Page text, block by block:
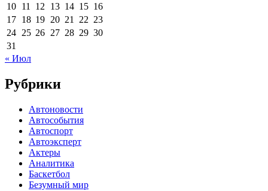
10 11 12 13 14 15 16
17 18 19 20 21 22 23
24 25 26 27 28 29 30
31
« Июл
Рубрики
Автоновости
Автособытия
Автоспорт
Автоэксперт
Актеры
Аналитика
Баскетбол
Безумный мир